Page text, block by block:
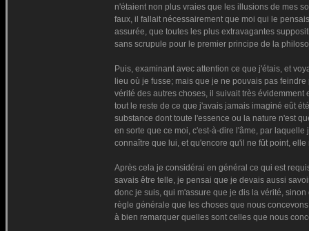
n'étaient non plus vraies que les illusions de mes
faux, il fallait nécessairement que moi qui le
assurée, que toutes les plus extravagantes
sans scrupule pour le premier principe de la
Puis, examinant avec attention ce que j'étais, et
lieu où je fusse; mais que je ne pouvais pas
vérité des autres choses, il suivait très
tout le reste de ce que j'avais jamais imaginé eût
substance dont toute l'essence ou la nature n'est
en sorte que ce moi, c'est-à-dire l'âme, par
connaître que lui, et qu'encore qu'il ne fût point,
Après cela je considérai en général ce qui est
savais être telle, je pensai que je devais aussi
donc je suis, qui m'assure que je dis la vérité,
règle générale que les choses que nous
à bien remarquer quelles sont celles que nous